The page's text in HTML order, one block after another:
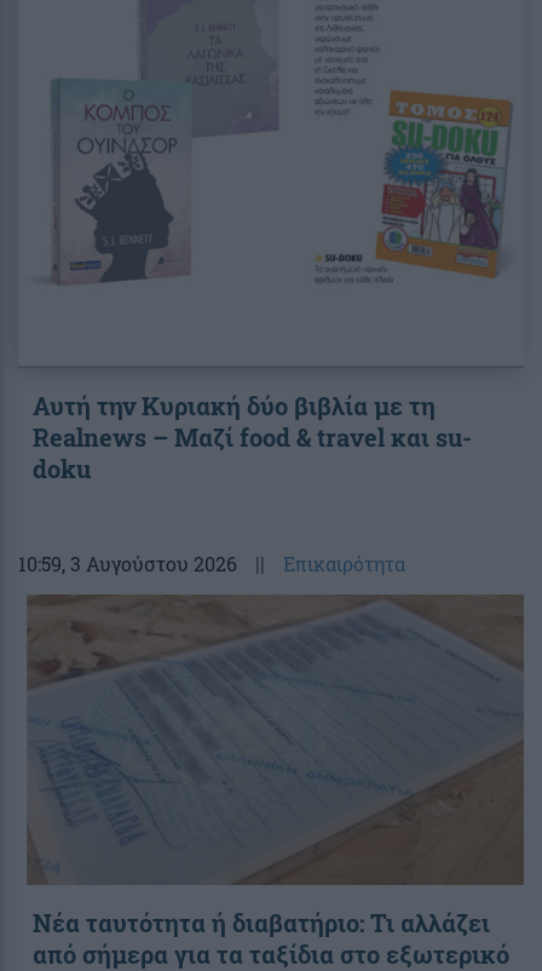
Αυτή την Κυριακή δύο βιβλία με τη
Realnews – Μαζί food & travel και su-
doku
10:59, 3 Αυγούστου 2026 || Επικαιρότητα
Νέα ταυτότητα ή διαβατήριο: Τι αλλάζει
από σήμερα για τα ταξίδια στο εξωτερικό